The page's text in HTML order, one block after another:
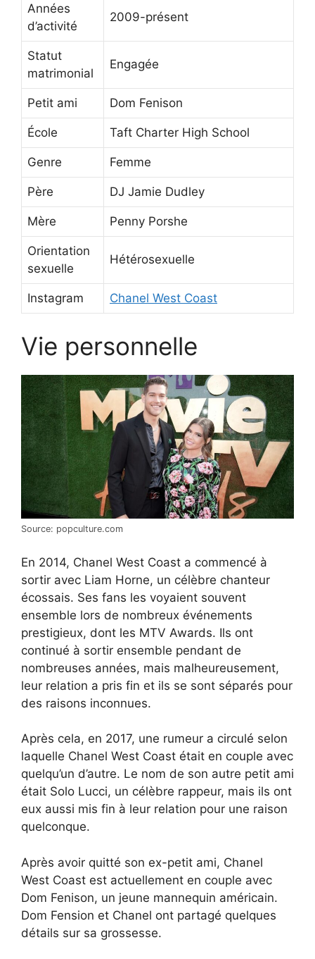
Années
d’activité
2009-présent
Statut
matrimonial
Engagée
Petit ami Dom Fenison
École Taft Charter High School
Genre Femme
Père DJ Jamie Dudley
Mère Penny Porshe
Orientation
sexuelle
Hétérosexuelle
Instagram Chanel West Coast
Vie personnelle
Source: popculture.com
En 2014, Chanel West Coast a commencé à
sortir avec Liam Horne, un célèbre chanteur
écossais. Ses fans les voyaient souvent
ensemble lors de nombreux événements
prestigieux, dont les MTV Awards. Ils ont
continué à sortir ensemble pendant de
nombreuses années, mais malheureusement,
leur relation a pris fin et ils se sont séparés pour
des raisons inconnues.
Après cela, en 2017, une rumeur a circulé selon
laquelle Chanel West Coast était en couple avec
quelqu’un d’autre. Le nom de son autre petit ami
était Solo Lucci, un célèbre rappeur, mais ils ont
eux aussi mis fin à leur relation pour une raison
quelconque.
Après avoir quitté son ex-petit ami, Chanel
West Coast est actuellement en couple avec
Dom Fenison, un jeune mannequin américain.
Dom Fension et Chanel ont partagé quelques
détails sur sa grossesse.